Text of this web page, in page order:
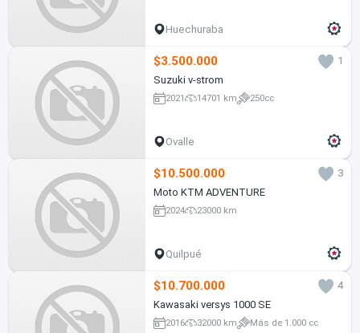
Huechuraba
$3.500.000
1
Suzuki v-strom
2021 14701 km 250cc
Ovalle
$10.500.000
3
Moto KTM ADVENTURE
2024 23000 km
Quilpué
$10.700.000
4
Kawasaki versys 1000 SE
2016 32000 km Más de 1.000 cc